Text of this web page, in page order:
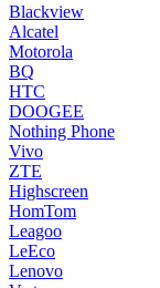
Blackview
Alcatel
Motorola
BQ
HTC
DOOGEE
Nothing Phone
Vivo
ZTE
Highscreen
HomTom
Leagoo
LeEco
Lenovo